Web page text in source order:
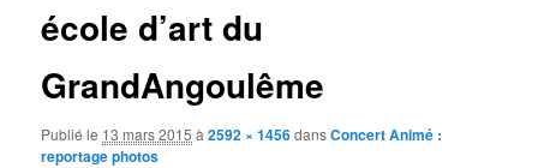
école d’art du
GrandAngoulême
Publié le 13 mars 2015 à2592 × 1456dansConcert Animé :
reportage photos